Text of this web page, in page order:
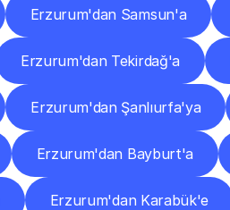
Erzurum'dan Samsun'a
Erzurum'dan Tekirdağ'a
Erzurum'dan Şanlıurfa'ya
Erzurum'dan Bayburt'a
Erzurum'dan Karabük'e